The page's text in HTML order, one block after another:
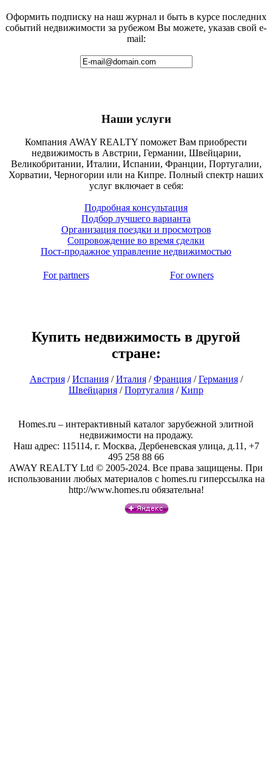
Оформить подписку на наш журнал и быть в курсе последних
событий недвижимости за рубежом Вы можете, указав свой e-
mail:
Наши услуги
Компания AWAY REALTY поможет Вам приобрести
недвижимость в Австрии, Германии, Швейцарии,
Великобритании, Италии, Испании, Франции, Португалии,
Хорватии, Черногории или на Кипре. Полный спектр наших
услуг включает в себя:
Подробная консультация
Подбор лучшего варианта
Организация поездки и просмотров
Сопровождение во время сделки
Пост-продажное управление недвижимостью
For partners For owners
Купить недвижимость в другой
стране:
Австрия/Испания/Италия/Франция/Германия/
Швейцария /Португалия /Кипр
Homes.ru – интерактивный каталог зарубежной элитной
недвижимости на продажу.
Наш адрес: 115114, г. Москва, Дербеневская улица, д.11, +7
495 258 88 66
AWAY REALTY Ltd © 2005-2024. Все права защищены. При
использовании любых материалов с homes.ru гиперссылка на
http://www.homes.ru обязательна!